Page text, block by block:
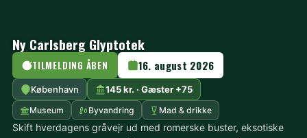
Ny Carlsberg Glyptotek
TILMELDING ÅBEN 16. august 2026
København 145 kr. · Gæster +75
Museum Byvandring Mad & drikke
Skift hverdagens gråvejr ud med romerske buster, eksotiske